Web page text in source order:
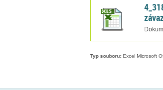
Typ souboru: Excel Microsoft